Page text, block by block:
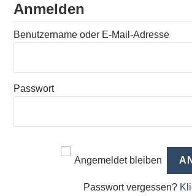
Anmelden
Benutzername oder E-Mail-Adresse
Passwort
Angemeldet bleiben
Passwort vergessen?